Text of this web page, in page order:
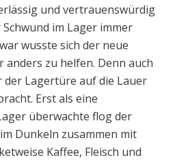
und vertrauenswürdig
im Lager immer
wusste sich der neue
anders zu helfen. Denn auch
der Lagertüre auf die Lauer
Erst als eine
überwachte flog der
Dunkeln zusammen mit
Kaffee, Fleisch und